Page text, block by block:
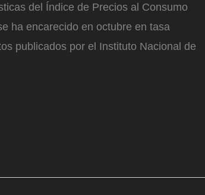
del Índice de Precios al Consumo
ha encarecido en octubre en tasa
publicados por el Instituto Nacional de